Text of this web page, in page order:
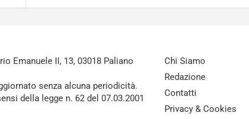
Emanuele II, 13, 03018 Paliano
senza alcuna periodicità.
della legge n. 62 del 07.03.2001
Chi Siamo
Redazione
Contatti
Privacy & Cookies